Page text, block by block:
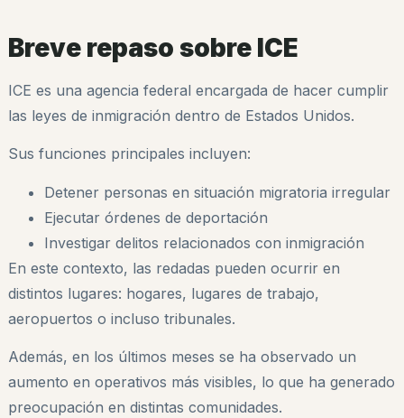
Breve repaso sobre ICE
ICE es una agencia federal encargada de hacer cumplir
las leyes de inmigración dentro de Estados Unidos.
Sus funciones principales incluyen:
Detener personas en situación migratoria irregular
Ejecutar órdenes de deportación
Investigar delitos relacionados con inmigración
En este contexto, las redadas pueden ocurrir en
distintos lugares: hogares, lugares de trabajo,
aeropuertos o incluso tribunales.
Además, en los últimos meses se ha observado un
aumento en operativos más visibles, lo que ha generado
preocupación en distintas comunidades.